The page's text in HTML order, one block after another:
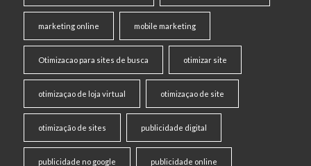
marketing online mobile marketing
Otimizacao para sites de busca otimizar site
otimizaçao de loja virtual otimizaçao de site
otimização de sites publicidade digital
publicidade no google publicidade online